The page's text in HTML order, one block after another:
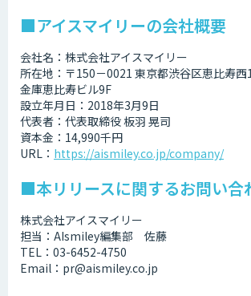
■アイスマイリーの会社概要
会社名：株式会社アイスマイリー
所在地：〒150－0021 東京都渋谷区恵比寿
金庫恵比寿ビル9F
設立年月日：2018年3月9日
代表者：代表取締役 板羽 晃司
資本金：14,990千円
URL： https://aismiley.co.jp/company/
■本リリースに関するお問い合
株式会社アイスマイリー
担当：AIsmiley編集部 佐藤
TEL：03-6452-4750
Email：pr@aismiley.co.jp